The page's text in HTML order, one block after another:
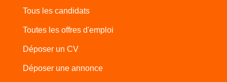
Tous les candidats
Toutes les offres d'emploi
Déposer un CV
Déposer une annonce